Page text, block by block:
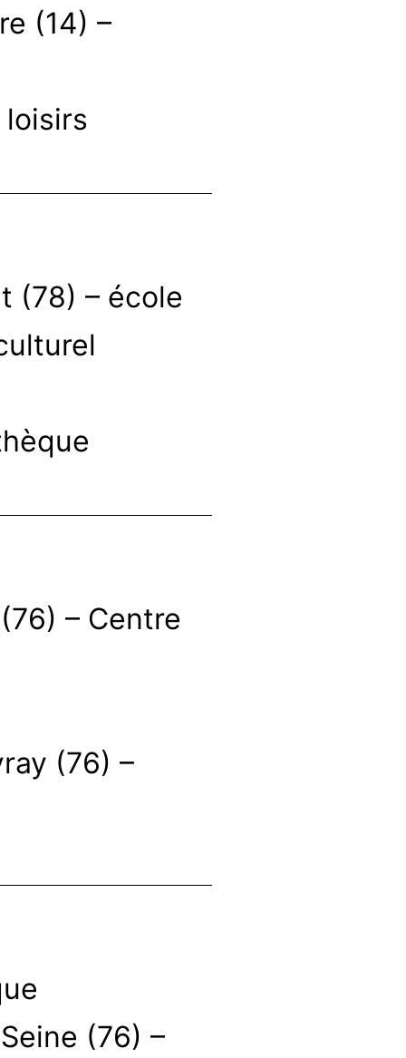
(14) –
(78) – école
– Centre
(76) –
(76) –